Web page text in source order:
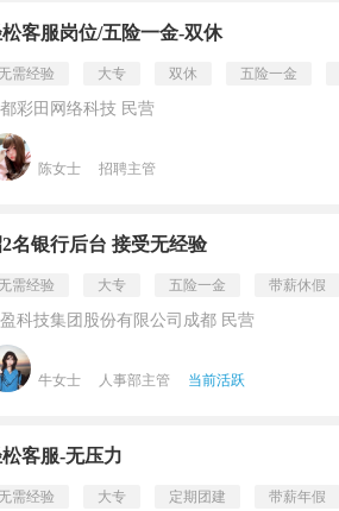
客服岗位/五险一金-双休
需经验 大专 双休 五险一金
彩田网络科技 民营
陈女士 招聘主管
名银行后台 接受无经验
需经验 大专 五险一金 带薪休假
科技集团股份有限公司成都 民营
牛女士 人事部主管 当前活跃
客服-无压力
需经验 大专 定期团建 带薪年假